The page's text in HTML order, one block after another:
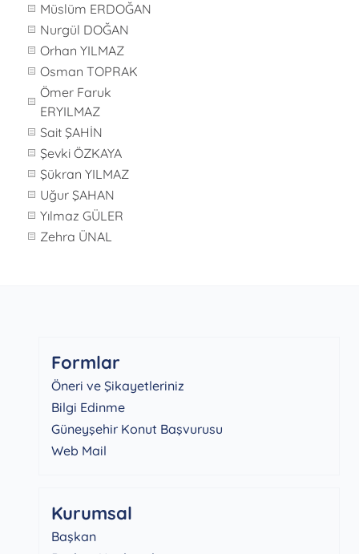
Müslüm ERDOĞAN
Nurgül DOĞAN
Orhan YILMAZ
Osman TOPRAK
Ömer Faruk
ERYILMAZ
Sait ŞAHİN
Şevki ÖZKAYA
Şükran YILMAZ
Uğur ŞAHAN
Yılmaz GÜLER
Zehra ÜNAL
Formlar
Öneri ve Şikayetleriniz
Bilgi Edinme
Güneyşehir Konut Başvurusu
Web Mail
Kurumsal
Başkan